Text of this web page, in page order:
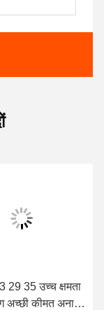
29 35 उच्च क्षमता
अच्छी कीमत अनाज